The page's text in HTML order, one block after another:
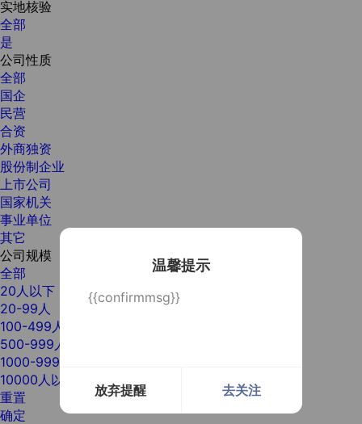
温馨提示
{{confirmmsg}}
放弃提醒 去关注
实地核验
全部
是
公司性质
全部
国企
民营
合资
外商独资
股份制企业
上市公司
国家机关
事业单位
其它
公司规模
全部
20人以下
20-99人
100-499人
500-999人
1000-9999人
10000人以上
重置
确定